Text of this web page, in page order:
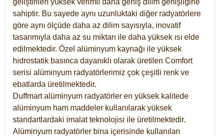
geliştirilen yüksek verimli daha geniş dilim genişliğine
sahiptir. Bu sayede aynı uzunluktaki diğer radyatörlere
göre aynı ölçüde daha az dilim sayısıyla, inovatif
tasarımıyla daha az su miktarı ile daha yüksek ısı elde
edilmektedir. Özel alüminyum kaynağı ile yüksek
hidrostatik basınca dayanıklı olarak üretilen Comfort
serisi alüminyum radyatörlerimiz çok çeşitli renk ve
ebatlarda üretilmektedir.
Duffmart alüminyum radyatörler en yüksek kalitede
alüminyum ham maddeler kullanılarak yüksek
standartlardaki imalat teknolojisi ile üretilmektedir.
Alüminyum radyatörler bina içerisinde kullanılan